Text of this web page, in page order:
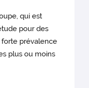
qui est
pour des
prévalence
plus ou moins